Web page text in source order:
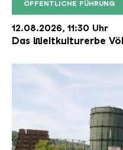
ÖFFENTLICHE FÜHRUNG
Der Erzschrägaufzug
Copyright:
12.08.2026, 11:30 Uhr
Das Weltkulturerbe